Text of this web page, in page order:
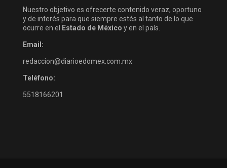
Nuestro objetivo es ofrecerte contenido veraz, oportuno
y de interés para que siempre estés al tanto de lo que
ocurre en el
Estado de México y en el país.
Email:
redaccion@diarioedomex.com.mx
Teléfono:
5518166201